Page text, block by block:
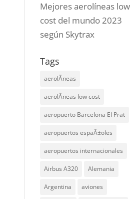
Mejores aerolíneas low
cost del mundo 2023
según Skytrax
Tags
aerolÃ­neas
aerolÃ­neas low cost
aeropuerto Barcelona El Prat
aeropuertos espaÃ±oles
aeropuertos internacionales
Airbus A320 Alemania
Argentina aviones